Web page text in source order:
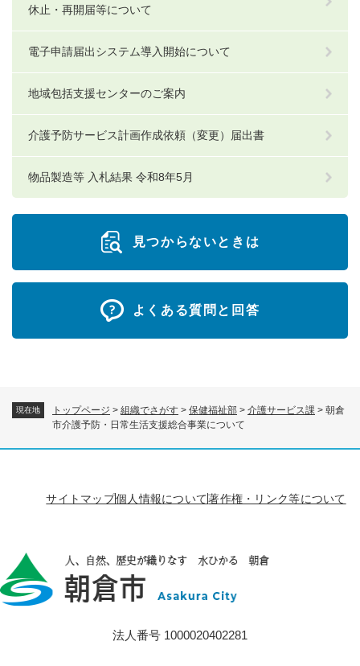
現在地 トップページ > 組織でさがす > 保健福祉部 > 介護サービス課 > 朝倉
市介護予防・日常生活支援総合事業について
休止・再開届等について
電子申請届出システム導入開始について
地域包括支援センターのご案内
介護予防サービス計画作成依頼（変更）届出書
物品製造等 入札結果 令和8年5月
見つからないときは
よくある質問と回答
サイトマップ個人情報について著作権・リンク等について
法人番号 1000020402281